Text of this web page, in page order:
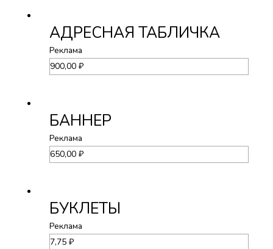
АДРЕСНАЯ ТАБЛИЧКА
Реклама
900,00₽
БАННЕР
Реклама
650,00₽
БУКЛЕТЫ
Реклама
7,75₽